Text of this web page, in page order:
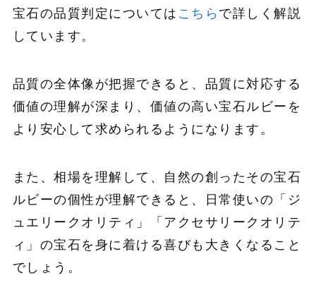
宝石の品質判定については こちら で詳しく解説
しています。
品質の全体像が把握できると、品質に対応する
価値の理解が深まり、価値の高い宝石ルビーを
より安心して求められるようになります。
また、相場を理解して、自然の創ったその宝石
ルビーの個性が理解できると、日常使いの「ジ
ュエリークオリティ」「アクセサリークオリテ
ィ」の宝石を身に着ける喜びも大きくなること
でしょう。